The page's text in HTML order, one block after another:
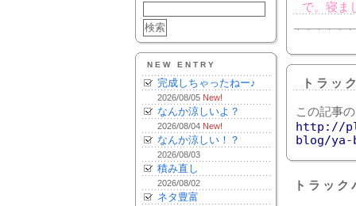
NEW ENTRY
完成しちゃったねー♪
2026/08/05 New!
なんか涼しいよ？
2026/08/04 New!
なんか涼しい！？
2026/08/03
積み直し
2026/08/02
ネタ豊富
で。寝ま
トラッ
この記事
http://
blog/ya-
トラッ